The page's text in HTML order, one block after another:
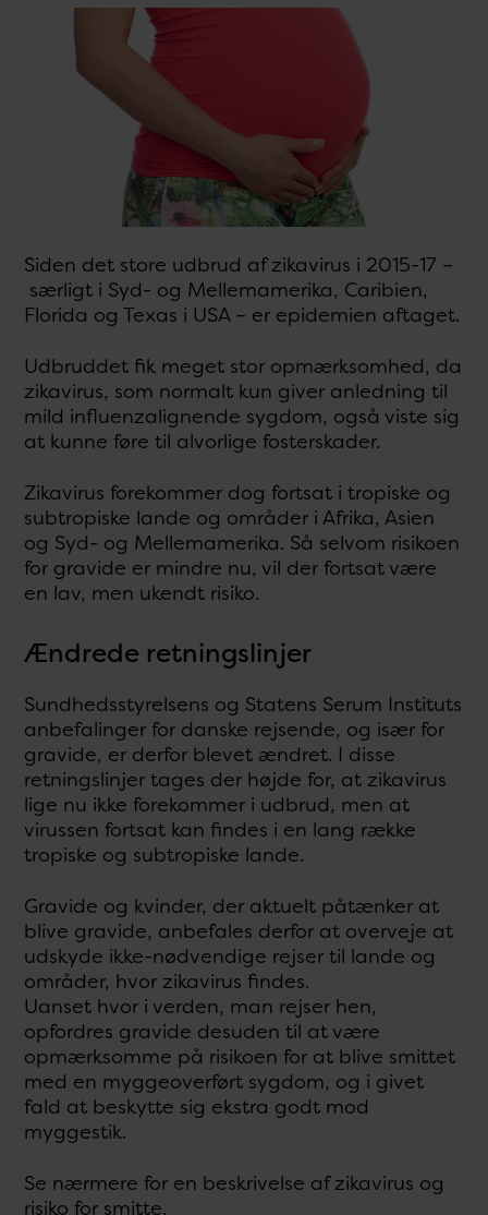
Siden det store udbrud af zikavirus i 2015-17 –
særligt i Syd- og Mellemamerika, Caribien,
Florida og Texas i USA – er epidemien aftaget.
Udbruddet fik meget stor opmærksomhed, da
zikavirus, som normalt kun giver anledning til
mild influenzalignende sygdom, også viste sig
at kunne føre til alvorlige fosterskader.
Zikavirus forekommer dog fortsat i tropiske og
subtropiske lande og områder i Afrika, Asien
og Syd- og Mellemamerika. Så selvom risikoen
for gravide er mindre nu, vil der fortsat være
en lav, men ukendt risiko.
Ændrede retningslinjer
Sundhedsstyrelsens og Statens Serum Instituts
anbefalinger for danske rejsende, og især for
gravide, er derfor blevet ændret. I disse
retningslinjer tages der højde for, at zikavirus
lige nu ikke forekommer i udbrud, men at
virussen fortsat kan findes i en lang række
tropiske og subtropiske lande.
Gravide og kvinder, der aktuelt påtænker at
blive gravide, anbefales derfor at overveje at
udskyde ikke-nødvendige rejser til lande og
områder, hvor zikavirus findes.
Uanset hvor i verden, man rejser hen,
opfordres gravide desuden til at være
opmærksomme på risikoen for at blive smittet
med en myggeoverført sygdom, og i givet
fald at beskytte sig ekstra godt mod
myggestik.
Se nærmere for en beskrivelse af zikavirus og
risiko for smitte.